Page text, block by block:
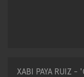
XABI PAYA RUIZ -